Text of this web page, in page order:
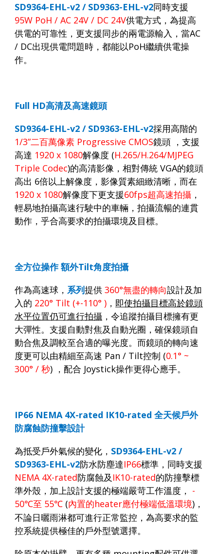
SD9364-EHL-v2 / SD9363-EHL-v2同時支援
95W PoH / AC 24V / DC 24V供電方式 ，為提高
供電的可靠性，更支援同步的兩電源輸入，當AC
/ DC出現供電問題時，都能以PoH繼續供電操
作。
Full HD高清及高速鏡頭
SD9364-EHL-v2 / SD9363-EHL-v2採用高階的
1/3”二百萬像素 Progressive CMOS鏡頭 ，支援
高達 1920 x 1080解像度 (H.265/H.264/MJPEG
Triple Codec)的高清影像，相對傳統 VGA的鏡頭
高出 6倍以上解像度，影像質素細緻清晰，而在
1920 x 1080解像度下更支援60fps超高速拍攝 ，
輕易地拍攝高速行駛中的車輛，拍攝流暢的連貫
動作，乎合高要求的拍攝環境及目標。
全方位操作 額外Tilt角度拍攝
作為高速球， 系列提供 360°無盡的轉向設計及加
入的 220° Tilt (+-110° ) ， 即使拍攝目標高於鏡頭
水平位置仍可進行拍攝 ，令追蹤拍攝目標擁有更
大彈性。支援自動對焦及自動光圈，確保鏡頭自
動合焦及調較至合適的曝光度。而鏡頭的轉向速
度更可以由精細至高速 Pan / Tilt控制 (0.1° ~
300° / 秒) ，配合 Joystick操作更得心應手。
IP66 NEMA 4X-rated IK10-rated 全天候戶外
防腐蝕防撞擊設計
為抵受戶外氣候的變化， SD9364-EHL-v2 /
SD9363-EHL-v2防水防塵達IP66標準，同時支援
NEMA 4X-rated防腐蝕及 IK10-rated的防撞擊標
準外殼，加上設計支援的極端嚴苛工作溫度， -
50℃至 55℃ (內置的heater應付極端低溫環境) ，
不論日曬雨淋都可進行正常監控，為高要求的監
控系統提供極佳的戶外型號選擇。